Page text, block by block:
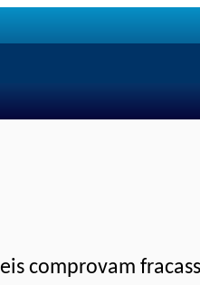
comprovam